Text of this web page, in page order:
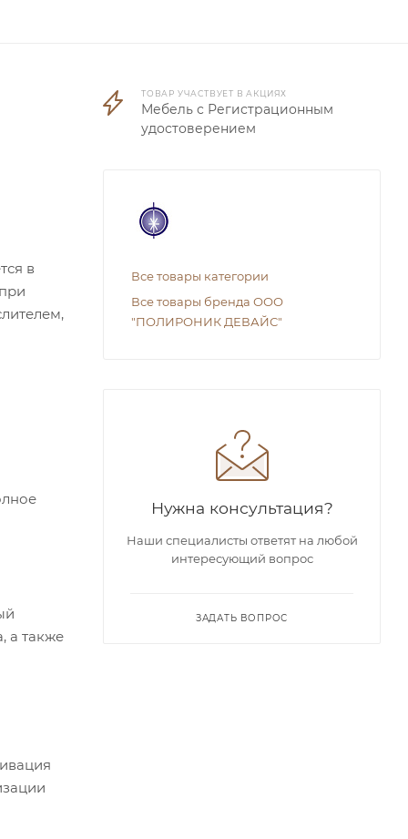
в
а также
ТОВАР УЧАСТВУЕТ В АКЦИЯХ
Мебель с Регистрационным
удостоверением
Все товары категории
Все товары бренда ООО
"ПОЛИРОНИК ДЕВАЙС"
Нужна консультация?
Наши специалисты ответят на любой
интересующий вопрос
ЗАДАТЬ ВОПРОС